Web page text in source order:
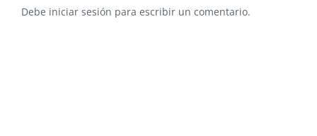
Debe iniciar sesión para escribir un comentario.